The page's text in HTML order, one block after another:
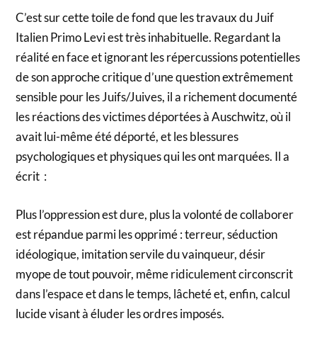
C’est sur cette toile de fond que les travaux du Juif
Italien Primo Levi est très inhabituelle. Regardant la
réalité en face et ignorant les répercussions potentielles
de son approche critique d’une question extrêmement
sensible pour les Juifs/Juives, il a richement documenté
les réactions des victimes déportées à Auschwitz, où il
avait lui-même été déporté, et les blessures
psychologiques et physiques qui les ont marquées. Il a
écrit :
Plus l’oppression est dure, plus la volonté de collaborer
est répandue parmi les opprimé : terreur, séduction
idéologique, imitation servile du vainqueur, désir
myope de tout pouvoir, même ridiculement circonscrit
dans l’espace et dans le temps, lâcheté et, enfin, calcul
lucide visant à éluder les ordres imposés.